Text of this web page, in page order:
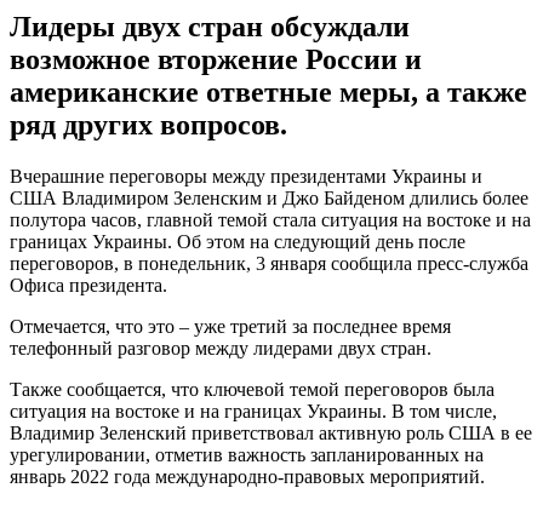
Лидеры двух стран обсуждали
возможное вторжение России и
американские ответные меры, а также
ряд других вопросов.
Вчерашние переговоры между президентами Украины и
США Владимиром Зеленским и Джо Байденом длились более
полутора часов, главной темой стала ситуация на востоке и на
границах Украины. Об этом на следующий день после
переговоров, в понедельник, 3 января сообщила пресс-служба
Офиса президента.
Отмечается, что это – уже третий за последнее время
телефонный разговор между лидерами двух стран.
Также сообщается, что ключевой темой переговоров была
ситуация на востоке и на границах Украины. В том числе,
Владимир Зеленский приветствовал активную роль США в ее
урегулировании, отметив важность запланированных на
январь 2022 года международно-правовых мероприятий.